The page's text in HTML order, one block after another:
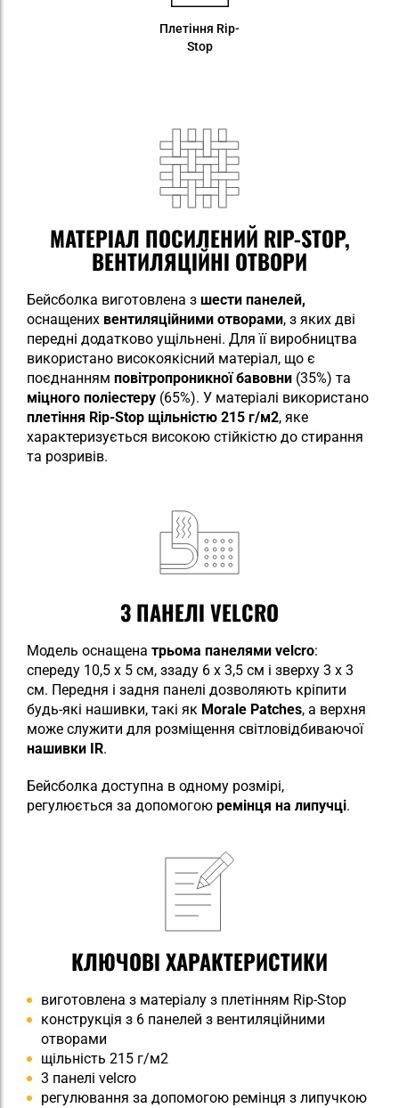
Плетіння Rip-
Stop
МАТЕРІАЛ ПОСИЛЕНИЙ RIP-STOP,
ВЕНТИЛЯЦІЙНІ ОТВОРИ
Бейсболка виготовлена з шести панелей,
оснащених вентиляційними отворами, з яких дві
передні додатково ущільнені. Для її виробництва
використано високоякісний матеріал, що є
поєднанням повітропроникної бавовни (35%) та
міцного поліестеру (65%). У матеріалі використано
плетіння Rip-Stop щільністю 215 г/м2, яке
характеризується високою стійкістю до стирання
та розривів.
3 ПАНЕЛІ VELCRO
Модель оснащена трьома панелями velcro:
спереду 10,5 x 5 см, ззаду 6 x 3,5 см і зверху 3 x 3
см. Передня і задня панелі дозволяють кріпити
будь-які нашивки, такі як Morale Patches, а верхня
може служити для розміщення світловідбиваючої
нашивки IR.
Бейсболка доступна в одному розмірі,
регулюється за допомогою ремінця на липучці.
КЛЮЧОВІ ХАРАКТЕРИСТИКИ
виготовлена з матеріалу з плетінням Rip-Stop
конструкція з 6 панелей з вентиляційними
отворами
щільність 215 г/м2
3 панелі velcro
регулювання за допомогою ремінця з липучкою